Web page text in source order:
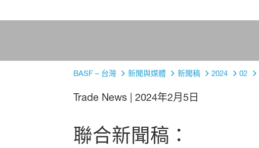
BASF – 台灣 新聞與媒體 新聞稿 2024 02
Trade News| 2024年2月5日
聯合新聞稿：